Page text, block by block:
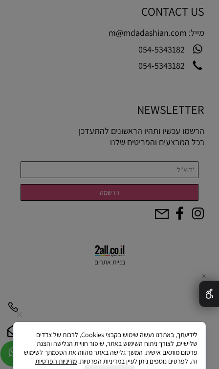
CONTACT US
מייל: m@mdadashian.com
054-5343182
054-5343182
NEWSLETTER
הרשמו עכשיו ותהיו הראשונים להתעדכן
בכל המבצעים והפריטים שלנו
בניית אתרים
✕
לידיעתך, באתרנו נעשה שימוש בקבצי Cookies, לרבות של צדדים
שלישיים, לצורך ניתוח השימוש באתר, שיפור חוויית הגלישה והצגת
פרסום מותאם אישית. המשך גלישה באתר מהווה את הסכמתך לשימוש
זה. לפרטים נוספים ניתן לעיין במדיניות הפרטיות. מדיניות הפרטיות